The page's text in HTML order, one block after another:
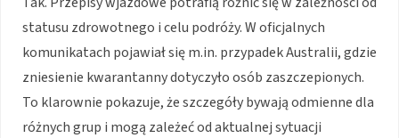
statusu zdrowotnego i celu podróży. W oficjalnych
komunikatach pojawiał się m.in. przypadek Australii, gdzie
zniesienie kwarantanny dotyczyło osób zaszczepionych.
To klarownie pokazuje, że szczegóły bywają odmienne dla
różnych grup i mogą zależeć od aktualnej sytuacji